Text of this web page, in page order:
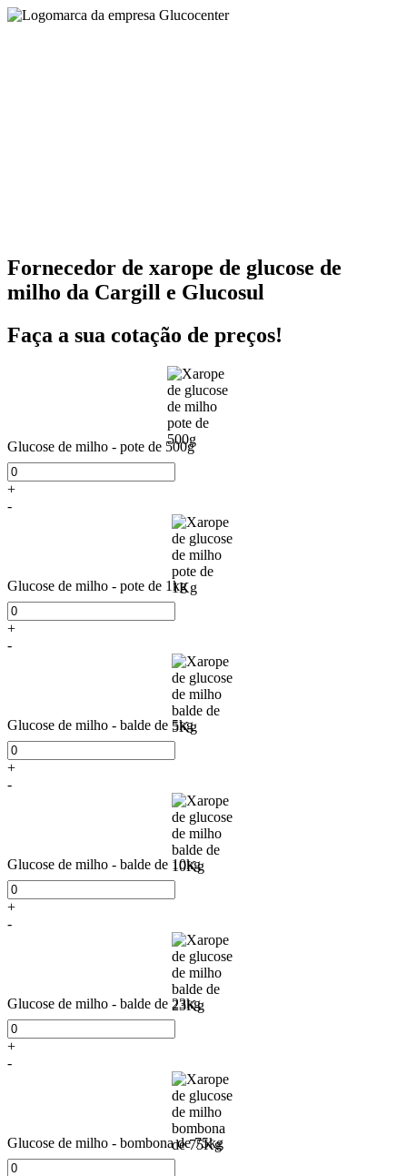
Fornecedor de xarope de glucose de
milho da Cargill e Glucosul
Faça a sua cotação de preços!
Glucose de milho - pote de 500g
+
-
Glucose de milho - pote de 1kg
+
-
Glucose de milho - balde de 5kg
+
-
Glucose de milho - balde de 10kg
+
-
Glucose de milho - balde de 23kg
+
-
Glucose de milho - bombona de 75kg